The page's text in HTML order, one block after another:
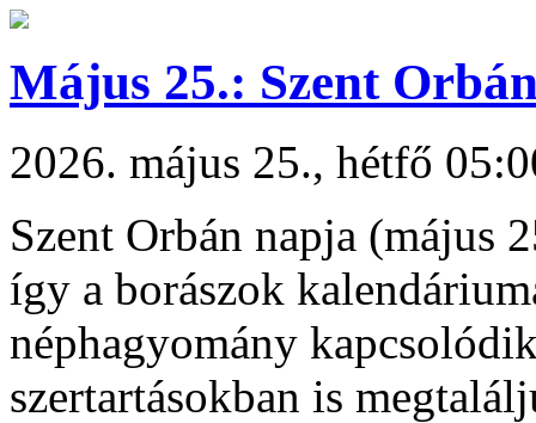
Május 25.: Szent
2026. május 25., hétfő
Szent Orbán napja (május
így a borászok
néphagyomány
szertartásokban is